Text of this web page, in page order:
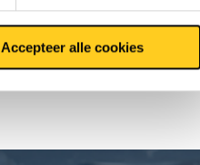
Accepteer alle cookies
19,65
28,74
43,43